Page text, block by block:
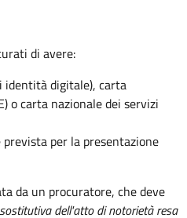
di avere:
identità digitale), carta
o carta nazionale dei servizi
per la presentazione
da un procuratore, che deve
dell'atto di notorietà resa